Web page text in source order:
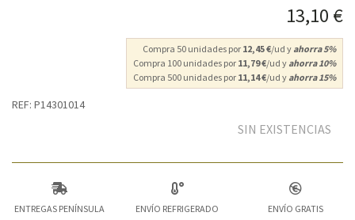
13,10 €
Compra 50 unidades por 12,45 €/ud y ahorra5%
Compra 100 unidades por 11,79 €/ud y ahorra10%
Compra 500 unidades por 11,14 €/ud y ahorra15%
REF: P14301014
SIN EXISTENCIAS
ENTREGAS PENÍNSULA
ENVÍO REFRIGERADO
ENVÍO GRATIS